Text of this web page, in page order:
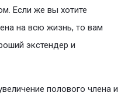
Если же вы хотите
на всю жизнь, то вам
экстендер и
полового члена и